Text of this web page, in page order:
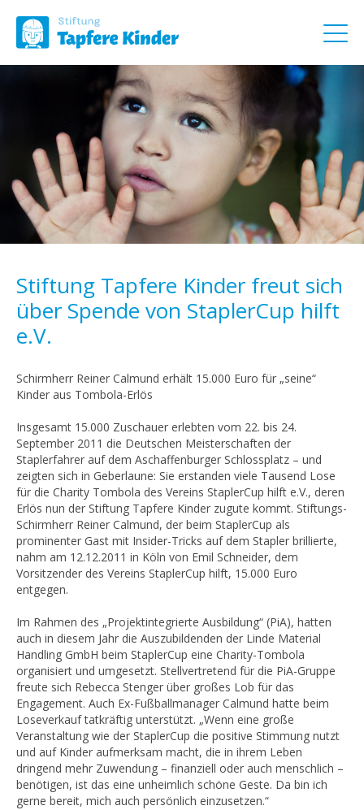
Stiftung Tapfere Kinder freut sich
über Spende von StaplerCup hilft
e.V.
Schirmherr Reiner Calmund erhält 15.000 Euro für „seine“
Kinder aus Tombola-Erlös
Insgesamt 15.000 Zuschauer erlebten vom 22. bis 24.
September 2011 die Deutschen Meisterschaften der
Staplerfahrer auf dem Aschaffenburger Schlossplatz – und
zeigten sich in Geberlaune: Sie erstanden viele Tausend Lose
für die Charity Tombola des Vereins StaplerCup hilft e.V., deren
Erlös nun der Stiftung Tapfere Kinder zugute kommt. Stiftungs-
Schirmherr Reiner Calmund, der beim StaplerCup als
prominenter Gast mit Insider-Tricks auf dem Stapler brillierte,
nahm am 12.12.2011 in Köln von Emil Schneider, dem
Vorsitzender des Vereins StaplerCup hilft, 15.000 Euro
entgegen.
Im Rahmen des „Projektintegrierte Ausbildung“ (PiA), hatten
auch in diesem Jahr die Auszubildenden der Linde Material
Handling GmbH beim StaplerCup eine Charity-Tombola
organisiert und umgesetzt. Stellvertretend für die PiA-Gruppe
freute sich Rebecca Stenger über großes Lob für das
Engagement. Auch Ex-Fußballmanager Calmund hatte beim
Loseverkauf tatkräftig unterstützt. „Wenn eine große
Veranstaltung wie der StaplerCup die positive Stimmung nutzt
und auf Kinder aufmerksam macht, die in ihrem Leben
dringend mehr Zuwendung – finanziell oder auch menschlich –
benötigen, ist das eine unheimlich schöne Geste. Da bin ich
gerne bereit, mich auch persönlich einzusetzen.“